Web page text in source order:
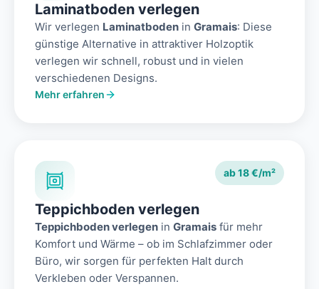
Laminatboden verlegen
Wir verlegen Laminatboden in Gramais: Diese
günstige Alternative in attraktiver Holzoptik
verlegen wir schnell, robust und in vielen
verschiedenen Designs.
Mehr erfahren
ab 18 €/m²
Teppichboden verlegen
Teppichboden verlegen in Gramais für mehr
Komfort und Wärme – ob im Schlafzimmer oder
Büro, wir sorgen für perfekten Halt durch
Verkleben oder Verspannen.